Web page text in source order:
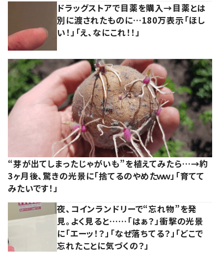
ドラッグストアで目薬を購入→目薬とは
別に渡されたものに…180万表示「ほし
い！」「え、なにこれ！！」
“芽が出てしまったじゃがいも”を植えてみたら…→約
3ヶ月後、驚きの光景に「捨てるのやめたｗｗ」「育てて
みたいです！」
夜、コインランドリーで“忘れ物”を発
見。よく見ると……「はぁ？」衝撃の光景
に「エーッ！？」「なぜ落ちてる？」「どこで
忘れたことに気づくの？」